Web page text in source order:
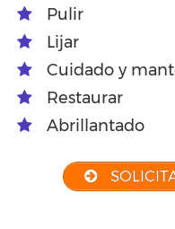
Pulir
Lijar
Cuidado y
Restaurar
Abrillantado